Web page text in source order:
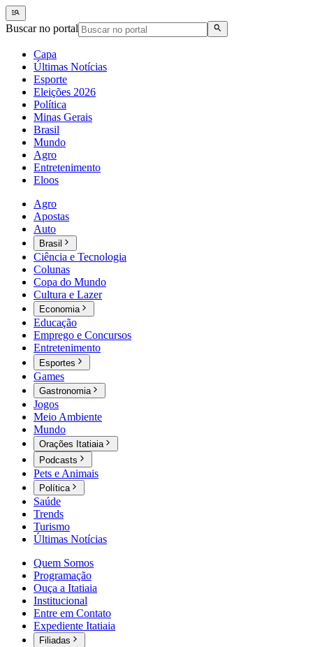
Buscar no portal
Capa
Últimas Notícias
Esporte
Eleições 2026
Política
Minas Gerais
Brasil
Mundo
Agro
Entretenimento
Eloos
Agro
Apostas
Auto
Brasil
Ciência e Tecnologia
Colunas
Copa do Mundo
Cultura e Lazer
Economia
Educação
Emprego e Concursos
Entretenimento
Esportes
Games
Gastronomia
Jogos
Meio Ambiente
Mundo
Orações Itatiaia
Podcasts
Pets e Animais
Política
Saúde
Trends
Turismo
Últimas Notícias
Quem Somos
Programação
Ouça a Itatiaia
Institucional
Entre em Contato
Expediente Itatiaia
Filiadas